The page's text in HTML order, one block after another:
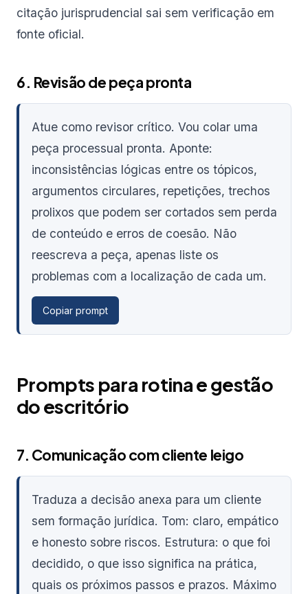
citação jurisprudencial sai sem verificação em
fonte oficial.
6. Revisão de peça pronta
Atue como revisor crítico. Vou colar uma
peça processual pronta. Aponte:
inconsistências lógicas entre os tópicos,
argumentos circulares, repetições, trechos
prolixos que podem ser cortados sem perda
de conteúdo e erros de coesão. Não
reescreva a peça, apenas liste os
problemas com a localização de cada um.
Copiar prompt
Prompts para rotina e gestão
do escritório
7. Comunicação com cliente leigo
Traduza a decisão anexa para um cliente
sem formação jurídica. Tom: claro, empático
e honesto sobre riscos. Estrutura: o que foi
decidido, o que isso significa na prática,
quais os próximos passos e prazos. Máximo